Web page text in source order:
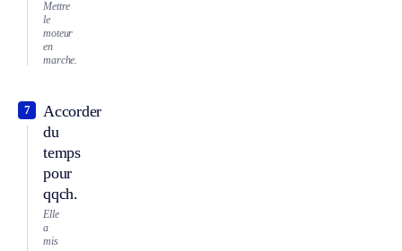
Mettre
le
moteur
en
marche.
Accorder
du
temps
pour
qqch.
7
Elle
a
mis